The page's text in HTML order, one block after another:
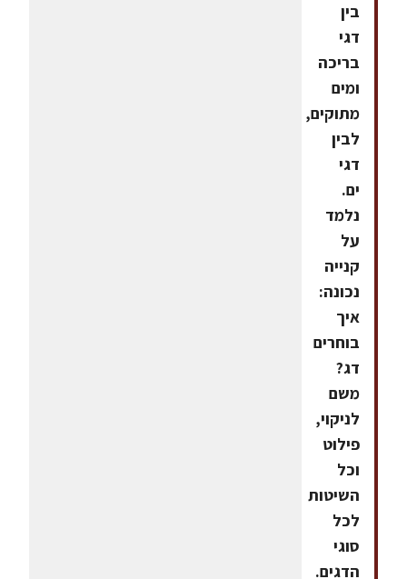
בין
דגי
בריכה
ומים
מתוקים,
לבין
דגי
ים.
נלמד
על
קנייה
נכונה:
איך
בוחרים
דג?
משם
לניקוי,
פילוט
וכל
השיטות
לכל
סוגי
הדגים.